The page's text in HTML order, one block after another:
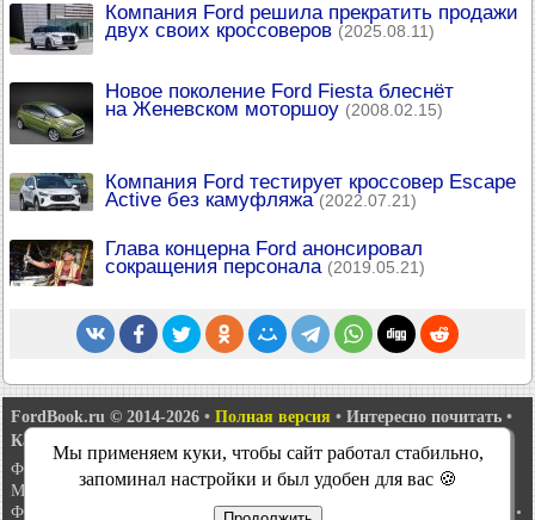
Компания Ford решила прекратить продажи
двух своих кроссоверов (2025.08.11)
Новое поколение Ford Fiesta блеснёт
на Женевском моторшоу (2008.02.15)
Компания Ford тестирует кроссовер Escape
Active без камуфляжа(2022.07.21)
Глава концерна Ford анонсировал
сокращения персонала (2019.05.21)
FordBook.ru © 2014-2026 • Полная версия • Интересно почитать •
Карта сайта
Фокус 1
Фокус 2 • Мондео 1 Мондео 1 и 2
Мондео 2•Мондео 3•Мондео 4•Эскорт 3• Эскорт 4 •Эскорт 5
Фиеста 2
Таурус 1 и 2•Фьюжн •
Мы применяем куки, чтобы сайт работал стабильно,
запоминал настройки и был удобен для вас 🍪